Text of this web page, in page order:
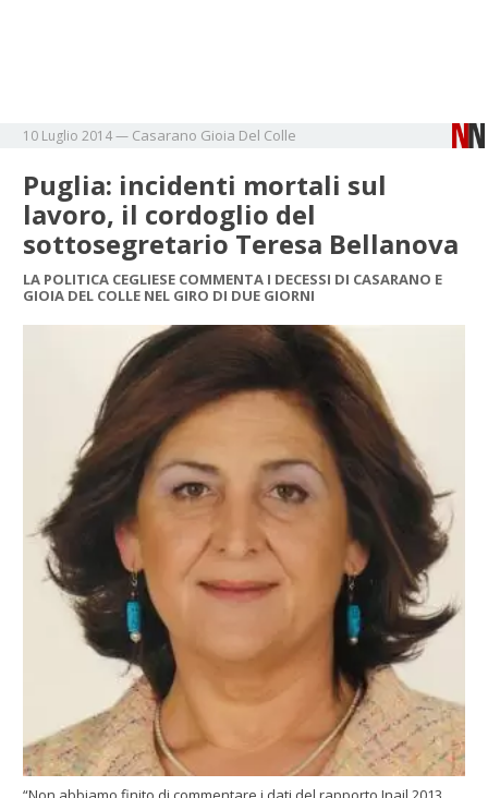
10 Luglio 2014— Casarano Gioia Del Colle
Puglia: incidenti mortali sul
lavoro, il cordoglio del
sottosegretario Teresa Bellanova
LA POLITICA CEGLIESE COMMENTA I DECESSI DI CASARANO E
GIOIA DEL COLLE NEL GIRO DI DUE GIORNI